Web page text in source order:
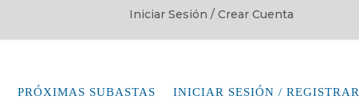
Iniciar Sesión / Crear Cuenta
PRÓXIMAS SUBASTAS INICIAR SESIÓN / REGISTRAR